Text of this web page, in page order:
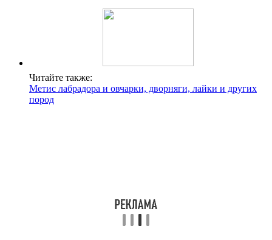
Читайте также:
Метис лабрадора и овчарки, дворняги, лайки и других
пород